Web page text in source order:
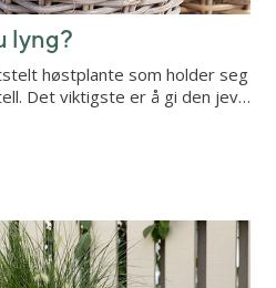
lyng?
høstplante som holder seg
Det viktigste er å gi den jev…